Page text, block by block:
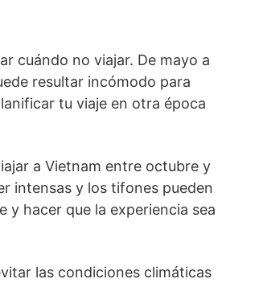
cuándo no viajar. De mayo a
resultar incómodo para
tu viaje en otra época
a Vietnam entre octubre y
intensas y los tifones pueden
y hacer que la experiencia sea
las condiciones climáticas